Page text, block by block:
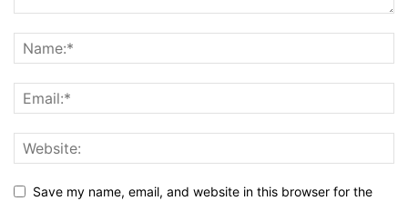
Save my name, email, and website in this browser for the